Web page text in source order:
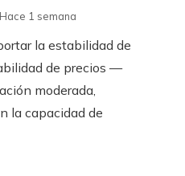
Hace 1 semana
la estabilidad de
de precios —
moderada,
la capacidad de